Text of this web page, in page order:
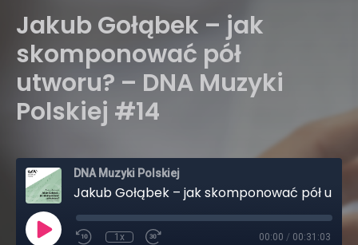
Jakub Gołąbek – jak
skomponować pół
utworu? – DNA Muzyki
Polskiej #14
DNA Muzyki Polskiej
1x 00:00 / 00:31:03